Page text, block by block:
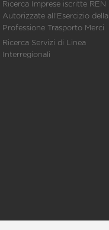
Ricerca Imprese iscritte REN
Autorizzate all'Esercizio della
Professione Trasporto Merci
Ricerca Servizi di Linea
Interregionali